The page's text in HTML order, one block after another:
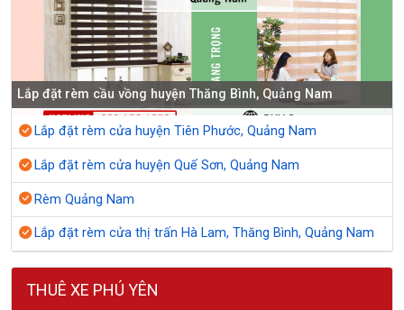
Lắp đặt rèm cầu vồng huyện Thăng Bình, Quảng Nam
Lắp đặt rèm cửa huyện Tiên Phước, Quảng Nam
Lắp đặt rèm cửa huyện Quế Sơn, Quảng Nam
Rèm Quảng Nam
Lắp đặt rèm cửa thị trấn Hà Lam, Thăng Bình, Quảng Nam
THUÊ XE PHÚ YÊN